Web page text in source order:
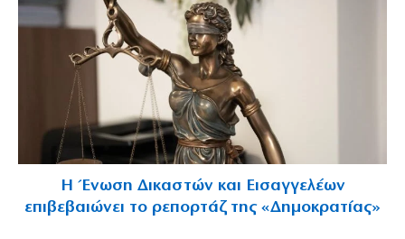
Η Ένωση Δικαστών και Εισαγγελέων
επιβεβαιώνει το ρεπορτάζ της «Δημοκρατίας»